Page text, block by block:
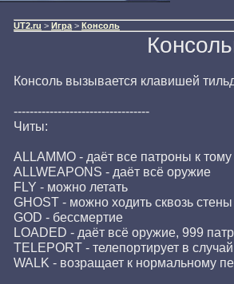
UT2.ru > Игра > Консоль
Консоль вызывается клавишей
----------------------------------
Читы:
ALLAMMO - даёт все патроны к
ALLWEAPONS - даёт всё оружие
FLY - можно летать
GHOST - можно ходить сквозь стены
GOD - бессмертие
LOADED - даёт всё оружие, 999
TELEPORT - телепортирует в
WALK - возращает к нормальному